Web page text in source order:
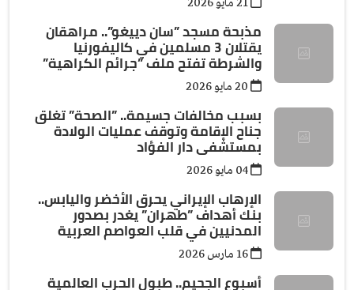
مذبحة مسجد ”سان دييغو”.. مراهقان
يقتلان 3 مسلمين في كاليفورنيا
والشرطة تفتح ملف ”جرائم الكراهية”
بسبب مخالفات جسيمة.. ”الصحة” تغلق
جناح الإقامة وتوقف عمليات الولادة
بمستشفى دار الفؤاد
الإرهاب الإيراني يحرق الأخضر واليابس..
بنك أهداف ”طهران” يغدر بصدور
المدنيين في قلب العواصم العربية
أسبوع الجحيم.. طبول الحرب العالمية